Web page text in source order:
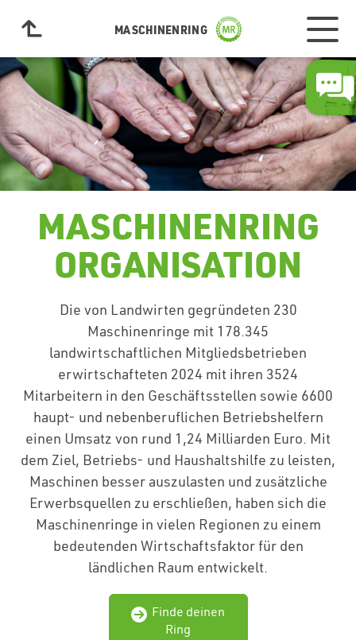
MASCHINENRING
MASCHINENRING
ORGANISATION
Die von Landwirten gegründeten 230
Maschinenringe mit 178.345
landwirtschaftlichen Mitgliedsbetrieben
erwirtschafteten 2024 mit ihren 3524
Mitarbeitern in den Geschäftsstellen sowie 6600
haupt- und nebenberuflichen Betriebshelfern
einen Umsatz von rund 1,24 Milliarden Euro. Mit
dem Ziel, Betriebs- und Haushaltshilfe zu leisten,
Maschinen besser auszulasten und zusätzliche
Erwerbsquellen zu erschließen, haben sich die
Maschinenringe in vielen Regionen zu einem
bedeutenden Wirtschaftsfaktor für den
ländlichen Raum entwickelt.
Finde deinen
Ring